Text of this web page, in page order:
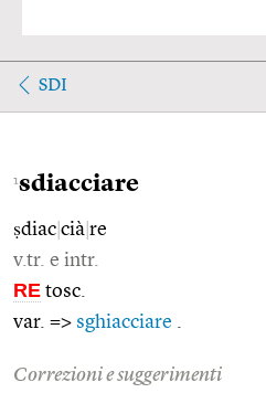
SDI
1sdiacciare
ṣdiac cià re
v.tr. e intr.
RE tosc.
var. => sghiacciare
Correzioni e suggerimenti